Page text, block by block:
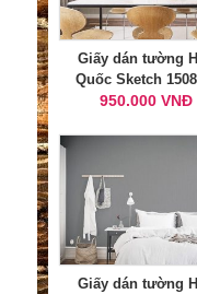
Giấy dán tường
Quốc Sketch
950.000 VNĐ
Giấy dán tường